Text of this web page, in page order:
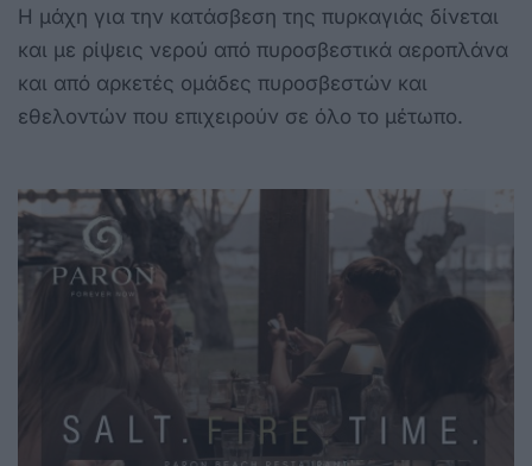
Η μάχη για την κατάσβεση της πυρκαγιάς δίνεται
και με ρίψεις νερού από πυροσβεστικά αεροπλάνα
και από αρκετές ομάδες πυροσβεστών και
εθελοντών που επιχειρούν σε όλο το μέτωπο.